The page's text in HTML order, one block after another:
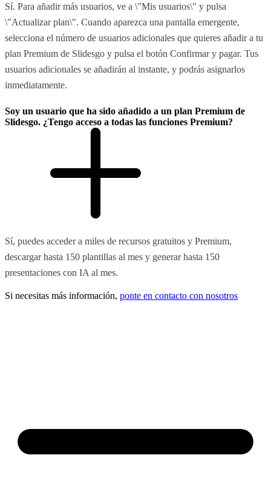
Sí. Para añadir más usuarios, ve a \"Mis usuarios\" y pulsa
\"Actualizar plan\". Cuando aparezca una pantalla emergente,
selecciona el número de usuarios adicionales que quieres añadir a tu
plan Premium de Slidesgo y pulsa el botón Confirmar y pagar. Tus
usuarios adicionales se añadirán al instante, y podrás asignarlos
inmediatamente.
Soy un usuario que ha sido añadido a un plan Premium de
Slidesgo. ¿Tengo acceso a todas las funciones Premium?
Sí, puedes acceder a miles de recursos gratuitos y Premium,
descargar hasta 150 plantillas al mes y generar hasta 150
presentaciones con IA al mes.
Si necesitas más información, ponte en contacto con nosotros